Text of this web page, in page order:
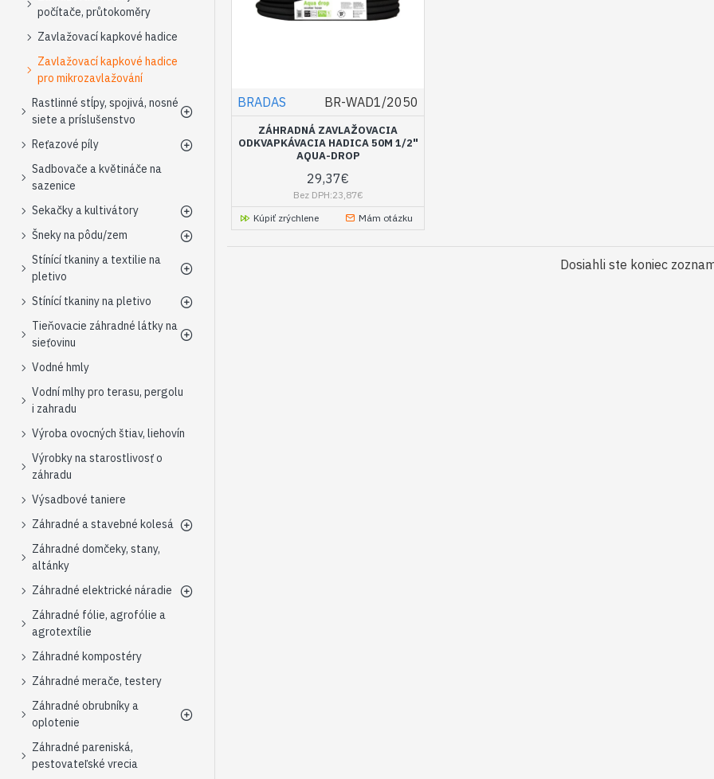
počítače, průtokoměry
Zavlažovací kapkové hadice
Zavlažovací kapkové hadice
pro mikrozavlažování
Rastlinné stĺpy, spojivá, nosné
siete a príslušenstvo
Reťazové píly
Sadbovače a květináče na
sazenice
Sekačky a kultivátory
Šneky na pôdu/zem
Stínící tkaniny a textilie na
pletivo
Stínící tkaniny na pletivo
Tieňovacie záhradné látky na
sieťovinu
Vodné hmly
Vodní mlhy pro terasu, pergolu
i zahradu
Výroba ovocných štiav, liehovín
Výrobky na starostlivosť o
záhradu
Výsadbové taniere
Záhradné a stavebné kolesá
Záhradné domčeky, stany,
altánky
Záhradné elektrické náradie
Záhradné fólie, agrofólie a
agrotextílie
Záhradné kompostéry
Záhradné merače, testery
Záhradné obrubníky a
oplotenie
Záhradné pareniská,
pestovateľské vrecia
BRADAS BR-WAD1/2050
ZÁHRADNÁ ZAVLAŽOVACIA
ODKVAPKÁVACIA HADICA 50M 1/2"
AQUA-DROP
29,37€
Bez DPH:23,87€
Kúpiť zrýchlene
Mám otázku
Dosiahli ste koniec